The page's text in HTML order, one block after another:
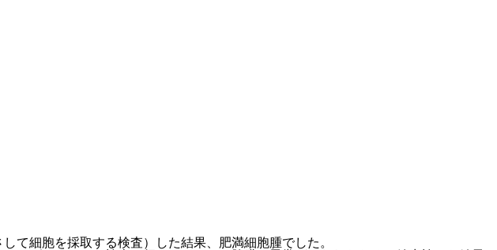
て細胞を採取する検査）した結果、肥満細胞腫でした。